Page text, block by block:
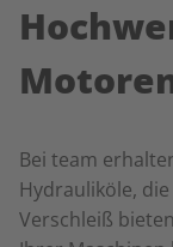
Bei team
Hydrauliköle,
Verschleiß